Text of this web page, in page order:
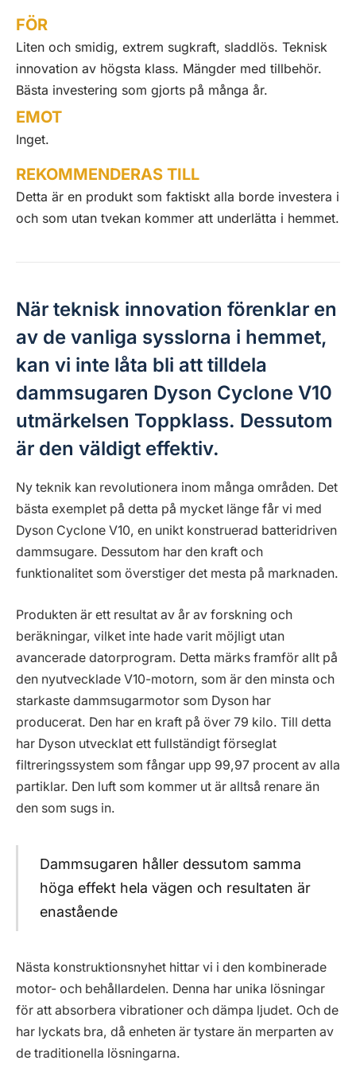
FÖR
Liten och smidig, extrem sugkraft, sladdlös. Teknisk
innovation av högsta klass. Mängder med tillbehör.
Bästa investering som gjorts på många år.
EMOT
Inget.
REKOMMENDERAS TILL
Detta är en produkt som faktiskt alla borde investera i
och som utan tvekan kommer att underlätta i hemmet.
När teknisk innovation förenklar en
av de vanliga sysslorna i hemmet,
kan vi inte låta bli att tilldela
dammsugaren Dyson Cyclone V10
utmärkelsen Toppklass. Dessutom
är den väldigt effektiv.
Ny teknik kan revolutionera inom många områden. Det
bästa exemplet på detta på mycket länge får vi med
Dyson Cyclone V10, en unikt konstruerad batteridriven
dammsugare. Dessutom har den kraft och
funktionalitet som överstiger det mesta på marknaden.
Produkten är ett resultat av år av forskning och
beräkningar, vilket inte hade varit möjligt utan
avancerade datorprogram. Detta märks framför allt på
den nyutvecklade V10-motorn, som är den minsta och
starkaste dammsugarmotor som Dyson har
producerat. Den har en kraft på över 79 kilo. Till detta
har Dyson utvecklat ett fullständigt förseglat
filtreringssystem som fångar upp 99,97 procent av alla
partiklar. Den luft som kommer ut är alltså renare än
den som sugs in.
Dammsugaren håller dessutom samma
höga effekt hela vägen och resultaten är
enastående
Nästa konstruktionsnyhet hittar vi i den kombinerade
motor- och behållardelen. Denna har unika lösningar
för att absorbera vibrationer och dämpa ljudet. Och de
har lyckats bra, då enheten är tystare än merparten av
de traditionella lösningarna.